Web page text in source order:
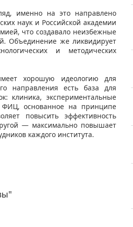
именно на это направлено
наук и Российской академии
что создавало неизбежные
Объединение же ликвидирует
и методических
хорошую идеологию для
направления есть база для
клиника, экспериментальные
основанное на принципе
повысить эффективность
— максимально повышает
каждого института.